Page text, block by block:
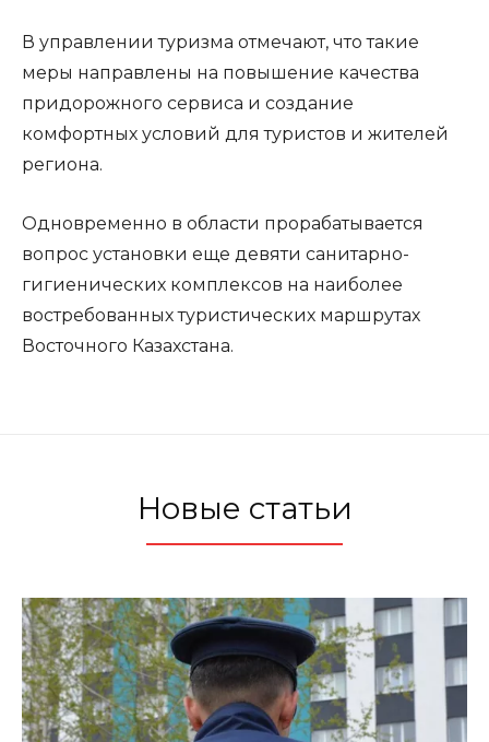
В управлении туризма отмечают, что такие
меры направлены на повышение качества
придорожного сервиса и создание
комфортных условий для туристов и жителей
региона.
Одновременно в области прорабатывается
вопрос установки еще девяти санитарно-
гигиенических комплексов на наиболее
востребованных туристических маршрутах
Восточного Казахстана.
Новые статьи